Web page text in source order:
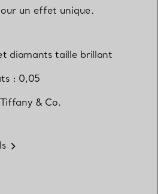
un effet unique.
diamants taille brillant
: 0,05
& Co.